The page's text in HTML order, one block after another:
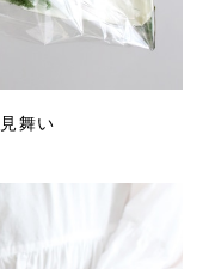
舞い